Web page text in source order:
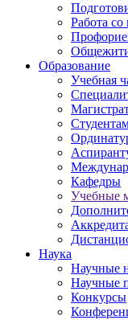
Работа
Образование
Учебная
Кафедры
Учебные
Наука
Научные
Научные
Конкурсы